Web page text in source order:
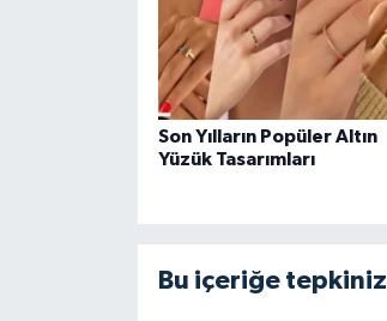
Son Yılların Popüler Altın
Yüzük Tasarımları
Bu içeriğe tepkiniz